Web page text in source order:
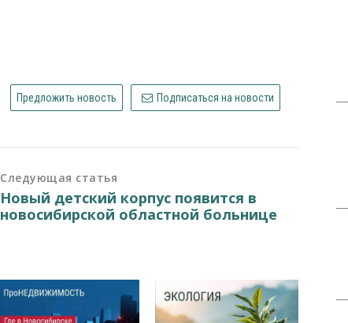
Предложить новость Подписаться на новости
Следующая статья
Новый детский корпус появится в
новосибирской областной больнице